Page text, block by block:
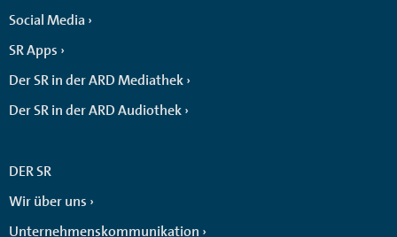
Social Media
SR Apps
Der SR in der ARD Mediathek
Der SR in der ARD Audiothek
DER SR
Wir über uns
Unternehmenskommunikation